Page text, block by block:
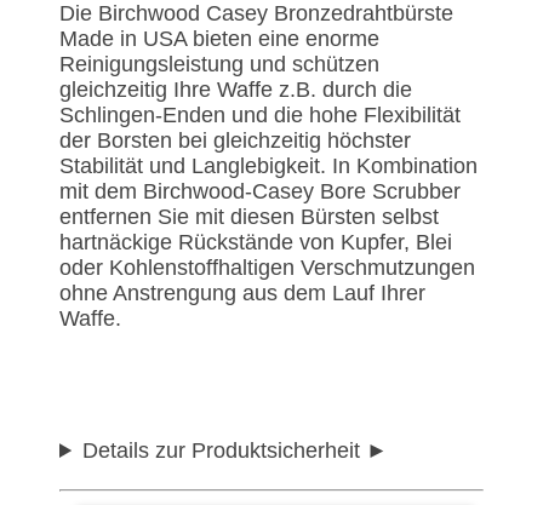
Die Birchwood Casey Bronzedrahtbürste
Made in USA bieten eine enorme
Reinigungsleistung und schützen
gleichzeitig Ihre Waffe z.B. durch die
Schlingen-Enden und die hohe Flexibilität
der Borsten bei gleichzeitig höchster
Stabilität und Langlebigkeit. In Kombination
mit dem Birchwood-Casey Bore Scrubber
entfernen Sie mit diesen Bürsten selbst
hartnäckige Rückstände von Kupfer, Blei
oder Kohlenstoffhaltigen Verschmutzungen
ohne Anstrengung aus dem Lauf Ihrer
Waffe.
Details zur Produktsicherheit